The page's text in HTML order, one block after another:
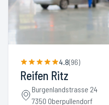
4.8(96)
Reifen Ritz
Burgenlandstrasse 24
7350 Oberpullendorf